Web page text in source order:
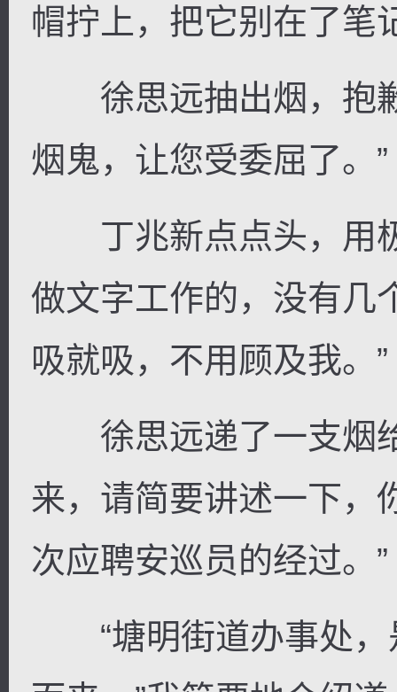
帽拧上，把它别在了笔
徐思远抽出烟，抱歉
烟鬼，让您受委屈了。”
丁兆新点点头，用极
做文字工作的，没有几
吸就吸，不用顾及我。”
徐思远递了一支烟给
来，请简要讲述一下，
次应聘安巡员的经过。”
“塘明街道办事处，